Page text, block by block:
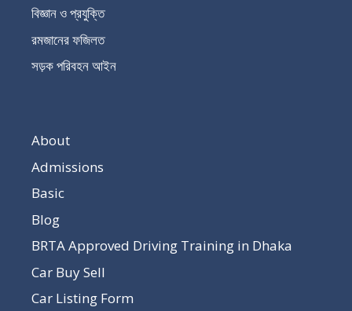
বিজ্ঞান ও প্রযুক্তি
রমজানের ফজিলত
সড়ক পরিবহন আইন
About
Admissions
Basic
Blog
BRTA Approved Driving Training in Dhaka
Car Buy Sell
Car Listing Form